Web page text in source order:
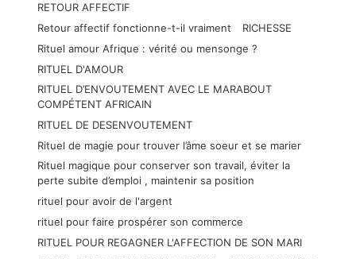
RETOUR AFFECTIF
Retour affectif fonctionne-t-il vraiment
RICHESSE
Rituel amour Afrique : vérité ou mensonge ?
RITUEL D'AMOUR
RITUEL D’ENVOUTEMENT AVEC LE MARABOUT
COMPÉTENT AFRICAIN
RITUEL DE DESENVOUTEMENT
Rituel de magie pour trouver l’âme soeur et se marier
Rituel magique pour conserver son travail, éviter la
perte subite d’emploi , maintenir sa position
rituel pour avoir de l'argent
rituel pour faire prospérer son commerce
RITUEL POUR REGAGNER L'AFFECTION DE SON MARI